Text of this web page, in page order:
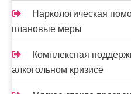
Наркологическая
плановые меры
Комплексная
алкогольном кризисе